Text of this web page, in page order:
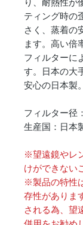
ティング時の
さく、蒸着の
ます。高い倍
フィルターに
す。日本の大
安心の日本製。
フィルター径
生産国：日本
※望遠鏡やレ
けができない
※製品の特性
存性がありま
される為、望